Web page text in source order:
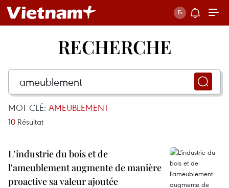
RECHERCHE
MOT CLÉ: AMEUBLEMENT
10 Résultat
L'industrie du bois et de
l'ameublement augmente de manière
proactive sa valeur ajoutée